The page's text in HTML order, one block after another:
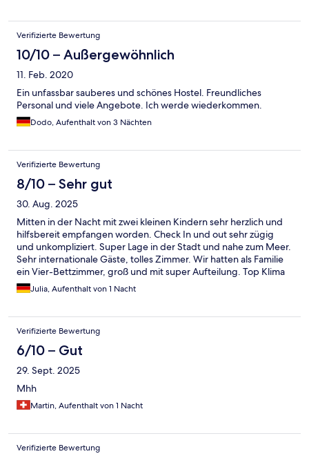
Verifizierte Bewertung
10/10 – Außergewöhnlich
11. Feb. 2020
Ein unfassbar sauberes und schönes Hostel. Freundliches
Personal und viele Angebote. Ich werde wiederkommen.
Dodo, Aufenthalt von 3 Nächten
Verifizierte Bewertung
8/10 – Sehr gut
30. Aug. 2025
Mitten in der Nacht mit zwei kleinen Kindern sehr herzlich und
hilfsbereit empfangen worden. Check In und out sehr zügig
und unkompliziert. Super Lage in der Stadt und nahe zum Meer.
Sehr internationale Gäste, tolles Zimmer. Wir hatten als Familie
ein Vier-Bettzimmer, groß und mit super Aufteilung. Top Klima
und eigenes Parkhaus. In unseren Zwanzigern hätten wir es
noch sensationeller gefunden. Sehr empfehlenswert.
Julia, Aufenthalt von 1 Nacht
Verifizierte Bewertung
6/10 – Gut
29. Sept. 2025
Mhh
Martin, Aufenthalt von 1 Nacht
Verifizierte Bewertung